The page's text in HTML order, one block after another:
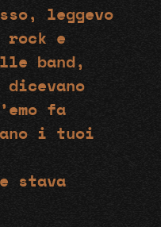
leggevo
e
band,
dicevano
fa
i tuoi
stava